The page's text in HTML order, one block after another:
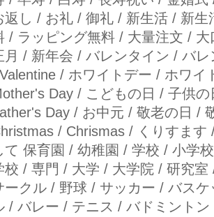
返し / お礼 / 御礼 / 新生活 / 新
/ ラッピング無料 / 大量注文 /
月 / 新年会 / バレンタイン / バ
/ ホワイトデー / ホワイ
Day / こどもの日 / 子供
Day / お中元 / 敬老の日 /
/ Chrismas / くりすま
て 保育園 / 幼稚園 / 学校 / 小学
校 / 専門 / 大学 / 大学院 / 研究
ークル / 野球 / サッカー / バス
/ バレー / テニス / バドミント